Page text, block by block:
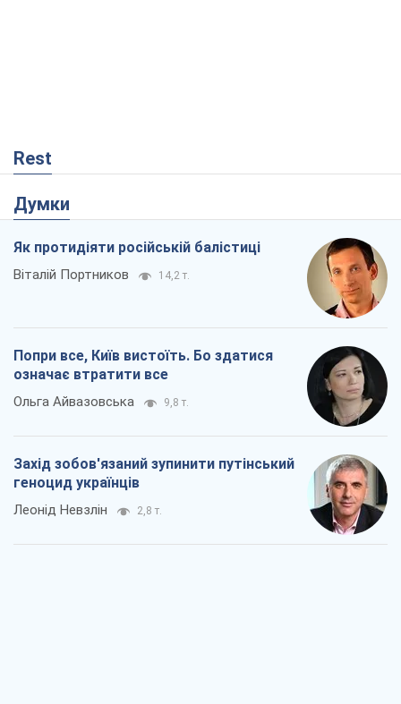
Rest
Думки
Як протидіяти російській балістиці
Віталій Портников 14,2 т.
Попри все, Київ вистоїть. Бо здатися
означає втратити все
Ольга Айвазовська 9,8 т.
Захід зобов'язаний зупинити путінський
геноцид українців
Леонід Невзлін 2,8 т.